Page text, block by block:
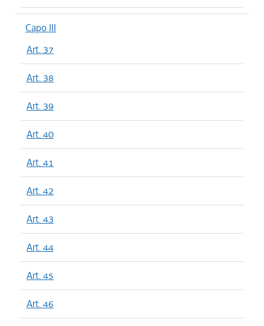
Capo III
Art. 37
Art. 38
Art. 39
Art. 40
Art. 41
Art. 42
Art. 43
Art. 44
Art. 45
Art. 46